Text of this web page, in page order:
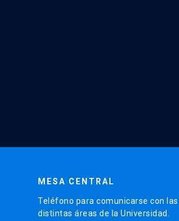
MESA CENTRAL
Teléfono para comunicarse con las
distintas áreas de la Universidad.